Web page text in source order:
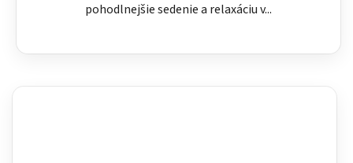
pohodlnejšie sedenie a relaxáciu v...